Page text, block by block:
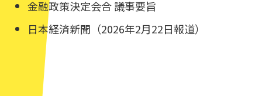
金融政策決定会合 議事要旨
日本経済新聞（2026年2月22日報道）